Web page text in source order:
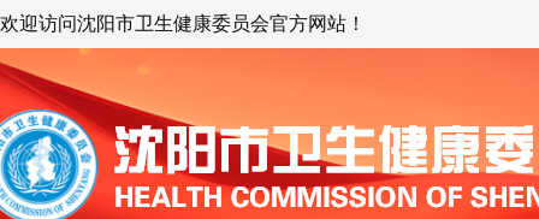
欢迎访问沈阳市卫生健康委员会官方网站！